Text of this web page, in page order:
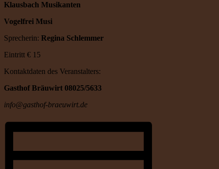
Klausbach Musikanten
Vogelfrei Musi
Sprecherin: Regina Schlemmer
Eintritt € 15
Kontaktdaten des Veranstalters:
Gasthof Bräuwirt 08025/5633
info@gasthof-braeuwirt.de